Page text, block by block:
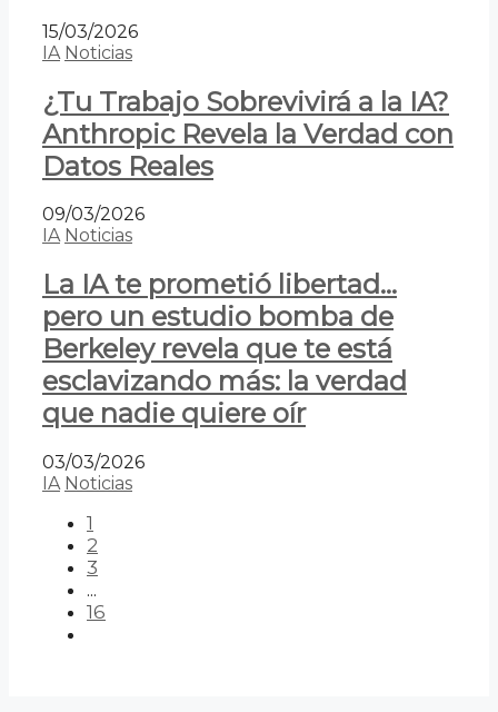
15/03/2026
IA Noticias
¿Tu Trabajo Sobrevivirá a la IA?
Anthropic Revela la Verdad con
Datos Reales
09/03/2026
IA Noticias
La IA te prometió libertad…
pero un estudio bomba de
Berkeley revela que te está
esclavizando más: la verdad
que nadie quiere oír
03/03/2026
IA Noticias
1
2
3
...
16